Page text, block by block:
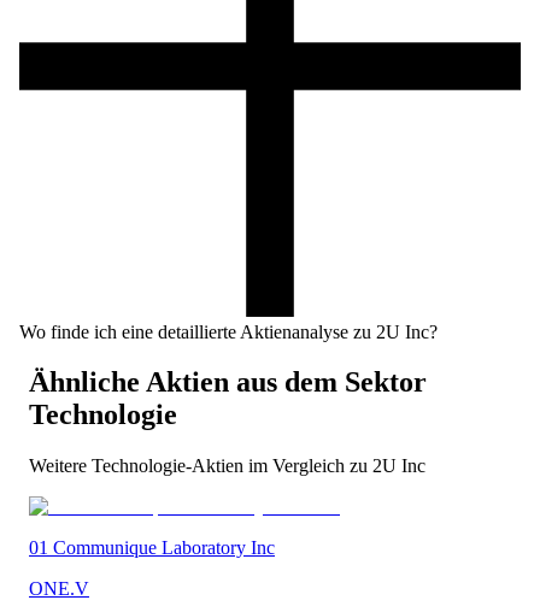
Wo finde ich eine detaillierte Aktienanalyse zu 2U Inc?
Ähnliche Aktien aus dem Sektor
Technologie
Weitere Technologie-Aktien im Vergleich zu 2U Inc
01 Communique Laboratory Inc
ONE.V